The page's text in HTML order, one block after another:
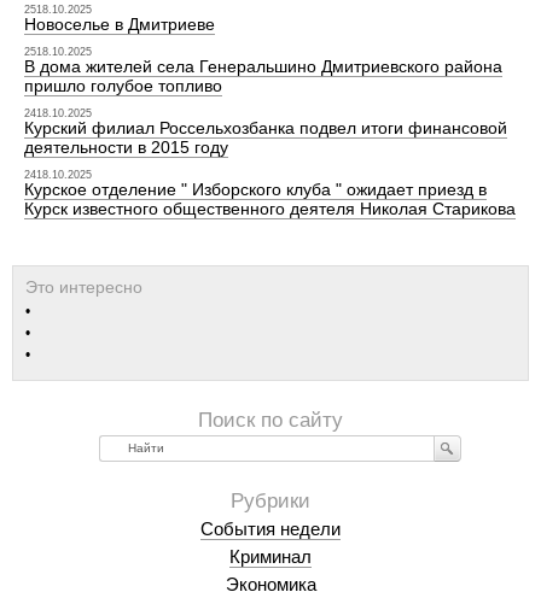
2518.10.2025
Новоселье в Дмитриеве
2518.10.2025
В дома жителей села Генеральшино Дмитриевского района
пришло голубое топливо
2418.10.2025
Курский филиал Россельхозбанка подвел итоги финансовой
деятельности в 2015 году
2418.10.2025
Курское отделение " Изборского клуба " ожидает приезд в
Курск известного общественного деятеля Николая Старикова
Найти
События недели
Криминал
Экономика